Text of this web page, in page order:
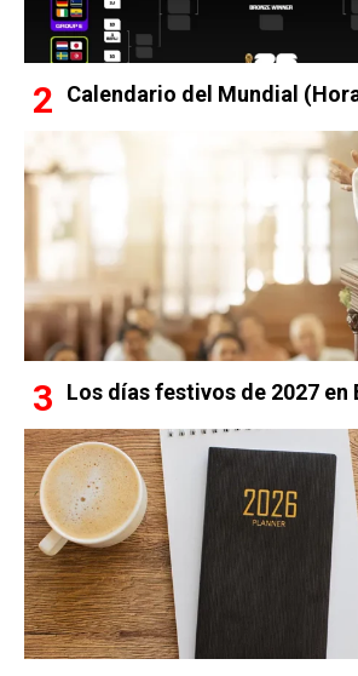
Calendario del Mundial
Los días festivos de 2027 en